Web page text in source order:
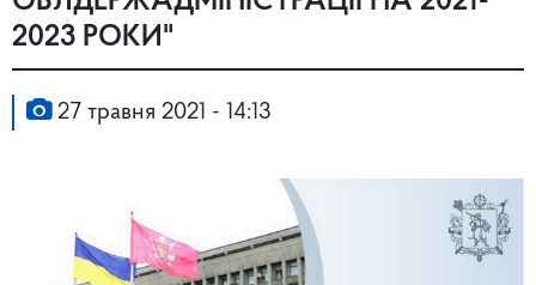
2023 РОКИ"
27 травня 2021 - 14:13